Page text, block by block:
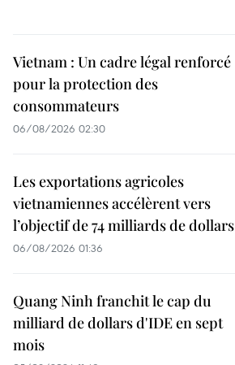
Vietnam : Un cadre légal renforcé
pour la protection des
consommateurs
06/08/2026 02:30
Les exportations agricoles
vietnamiennes accélèrent vers
l’objectif de 74 milliards de dollars
06/08/2026 01:36
Quang Ninh franchit le cap du
milliard de dollars d'IDE en sept
mois